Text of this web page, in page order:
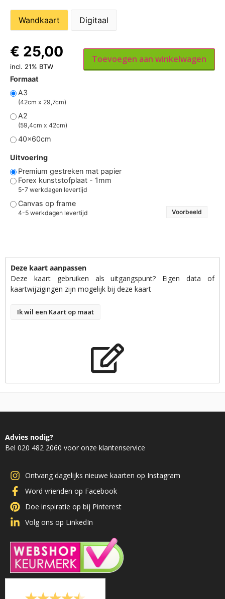
Wandkaart Digitaal
Formaat
A3
(42cm x 29,7cm)
A2
(59,4cm x 42cm)
40x60cm
Uitvoering
Premium gestreken mat papier
Forex kunststofplaat - 1mm
5-7 werkdagen levertijd
Canvas op frame
4-5 werkdagen levertijd Voorbeeld
€ 25,00
incl. 21% BTW
Toevoegen aan winkelwagen
Deze kaart aanpassen
Deze kaart gebruiken als uitgangspunt? Eigen data of
kaartwijzigingen zijn mogelijk bij deze kaart
Ik wil een Kaart op maat
Advies nodig?
Bel 020 482 2060 voor onze klantenservice
Ontvang dagelijks nieuwe kaarten op Instagram
Word vrienden op Facebook
Doe inspiratie op bij Pinterest
Volg ons op LinkedIn